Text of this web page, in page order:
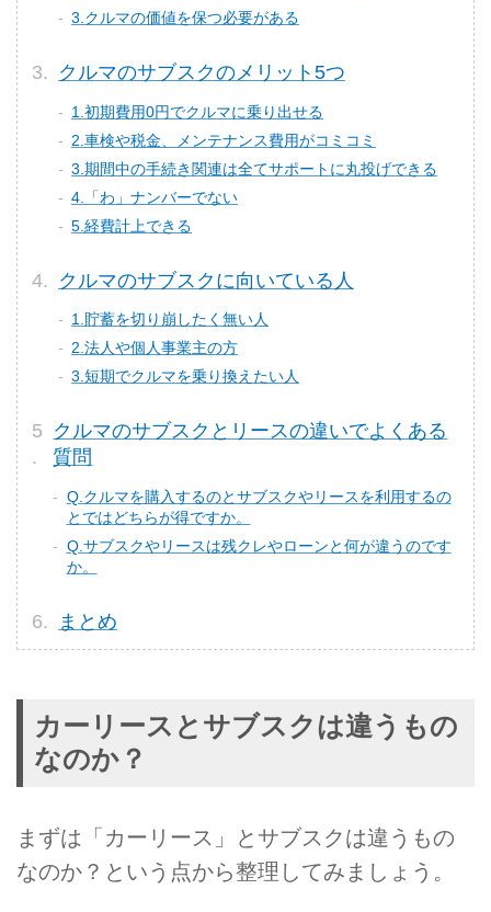
3.クルマの価値を保つ必要がある
クルマのサブスクのメリット5つ
1.初期費用0円でクルマに乗り出せる
2.車検や税金、メンテナンス費用がコミコミ
3.期間中の手続き関連は全てサポートに丸投げできる
4.「わ」ナンバーでない
5.経費計上できる
クルマのサブスクに向いている人
1.貯蓄を切り崩したく無い人
2.法人や個人事業主の方
3.短期でクルマを乗り換えたい人
クルマのサブスクとリースの違いでよくある
質問
Q.クルマを購入するのとサブスクやリースを利用するの
とではどちらが得ですか。
Q.サブスクやリースは残クレやローンと何が違うのです
か。
まとめ
カーリースとサブスクは違うもの
なのか？
まずは「カーリース」とサブスクは違うもの
なのか？という点から整理してみましょう。